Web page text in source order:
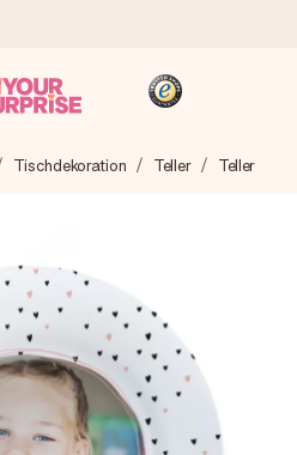
sorgfältig vor und schicken es
Bewertungen)
Kunden bewerten uns mit
aller Länder, in
Tischdekoration Teller Teller